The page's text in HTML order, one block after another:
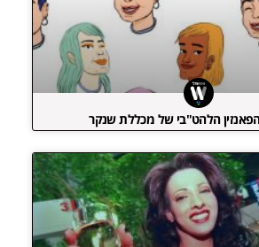
הפאנזין הלהט"בי של מכללת שנקר